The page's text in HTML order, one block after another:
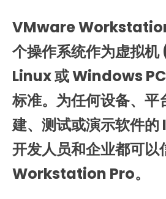
VMware
个操作系统作为虚拟
Linux 或 Windows
标准。为任何设备、平
建、测试或演示软件的
开发人员和企业都可以
Workstation Pro。